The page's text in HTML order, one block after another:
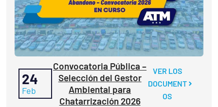
24
Feb
Convocatoria Pública –
Selección del Gestor
Ambiental para
Chatarrización 2026
VER LOS
DOCUMENT
OS